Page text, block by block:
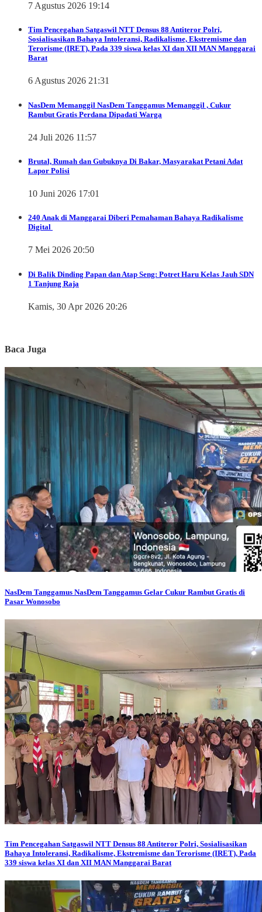
7 Agustus 2026 19:14
Tim Pencegahan Satgaswil NTT Densus 88 Antiteror Polri,
Sosialisasikan Bahaya Intoleransi, Radikalisme, Ekstremisme dan
Terorisme (IRET), Pada 339 siswa kelas XI dan XII MAN Manggarai
Barat
6 Agustus 2026 21:31
NasDem Memanggil NasDem Tanggamus Memanggil , Cukur
Rambut Gratis Perdana Dipadati Warga
24 Juli 2026 11:57
Brutal, Rumah dan Gubuknya Di Bakar, Masyarakat Petani Adat
Lapor Polisi
10 Juni 2026 17:01
240 Anak di Manggarai Diberi Pemahaman Bahaya Radikalisme
Digital
7 Mei 2026 20:50
Di Balik Dinding Papan dan Atap Seng: Potret Haru Kelas Jauh SDN
1 Tanjung Raja
Kamis, 30 Apr 2026 20:26
Baca Juga
NasDem Tanggamus NasDem Tanggamus Gelar Cukur Rambut Gratis di
Pasar Wonosobo
Tim Pencegahan Satgaswil NTT Densus 88 Antiteror Polri, Sosialisasikan
Bahaya Intoleransi, Radikalisme, Ekstremisme dan Terorisme (IRET), Pada
339 siswa kelas XI dan XII MAN Manggarai Barat